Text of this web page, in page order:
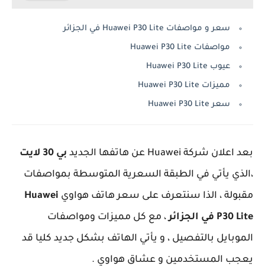
سعر و مواصفات Huawei P30 Lite في الجزائر
مواصفات Huawei P30 Lite
عيوب Huawei P30 Lite
مميزات Huawei P30 Lite
سعر Huawei P30 Lite
بعد اعلان شركة Huawei عن هاتفها الجديد
بي 30 لايت
،الذي يأتي في الطبقة السعرية المتوسطة بمواصفات
مقبولة ، الذا سنتعرف على سعر هاتف هواوي Huawei
P30 Lite في الجزائر
، مع كل مميزات ومواصفات
الموبايل بالتفصيل ، و يأتي الهاتف بشكل جديد كليا قد
يعجب المستخدمين و عشاق هواوي .